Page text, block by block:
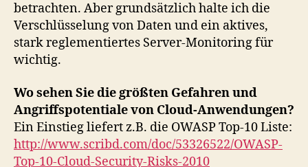
betrachten. Aber grundsätzlich halte ich die
Verschlüsselung von Daten und ein aktives,
stark reglementiertes Server-Monitoring für
wichtig.
Wo sehen Sie die größten Gefahren und
Angriffspotentiale von Cloud-Anwendungen?
Ein Einstieg liefert z.B. die OWASP Top-10 Liste:
http://www.scribd.com/doc/53326522/OWASP-
Top-10-Cloud-Security-Risks-2010